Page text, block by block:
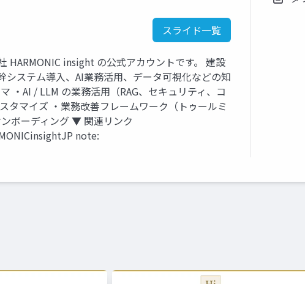
スライド一覧
HARMONIC insight の公式アカウントです。 建設
ステム導入、AI業務活用、データ可視化などの知
・AI / LLM の業務活用（RAG、セキュリティ、コ
タマイズ ・業務改善フレームワーク（トゥールミ
ボーディング ▼ 関連リンク
note: